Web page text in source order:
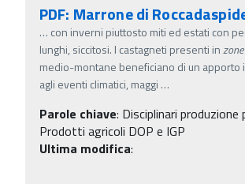
PDF: Marrone di
… con inverni piuttosto miti ed estati con
lunghi, siccitosi. I castagneti presenti inzone
medio-montane beneficiano di un apporto
agli eventi climatici, maggi …
Parole chiave: Disciplinari
Prodotti agricoli DOP e IGP
Ultima modifica: